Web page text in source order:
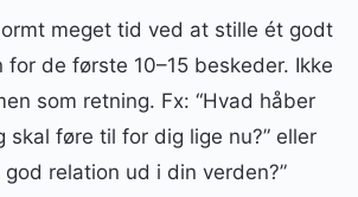
meget tid ved at stille ét godt
for de første 10–15 beskeder. Ikke
som retning. Fx: “Hvad håber
skal føre til for dig lige nu?” eller
god relation ud i din verden?”